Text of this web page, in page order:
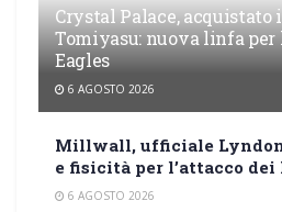
Crystal Palace, acquistato
Tomiyasu: nuova linfa per
Eagles
6 AGOSTO 2026
Millwall, ufficiale
e fisicità per l’attacco dei
6 AGOSTO 2026